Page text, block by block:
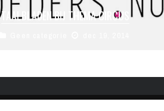
TAALBLADEN BIJ THEMA CIRCUS